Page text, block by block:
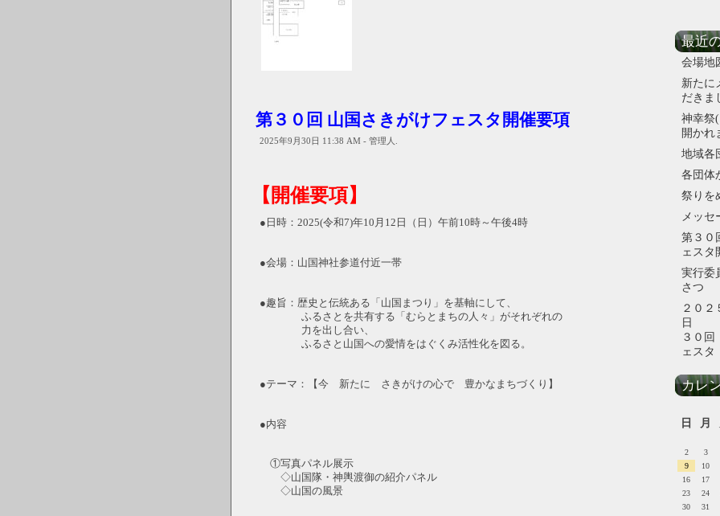
第３０回 山国さきがけフェスタ開催要項
2025年9月30日 11:38 AM - 管理人.
【開催要項】
●日時：2025(令和7)年10月12日（日）午前10時～午後4時
●会場：山国神社参道付近一帯
●趣旨：歴史と伝統ある「山国まつり」を基軸にして、
ふるさとを共有する「むらとまちの人々」がそれぞれの
力を出し合い、
ふるさと山国への愛情をはぐくみ活性化を図る。
●テーマ：【今 新たに さきがけの心で 豊かなまちづくり】
●内容
①写真パネル展示
◇山国隊・神輿渡御の紹介パネル
◇山国の風景
最近
会場地
新たに
だきま
神幸祭
開かれ
地域各
各団体
祭りを
メッセ
第３０
ェスタ
実行委
さつ
２０２
３０
ェスタ
カレ
日
月
2
3
9
10
16
17
23
24
30
31